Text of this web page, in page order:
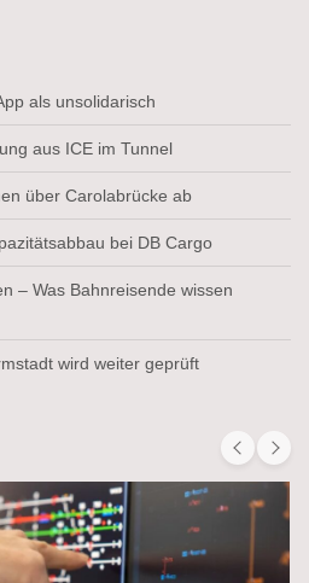
als unsolidarisch
aus ICE im Tunnel
über Carolabrücke ab
bei DB Cargo
– Was Bahnreisende wissen
wird weiter geprüft